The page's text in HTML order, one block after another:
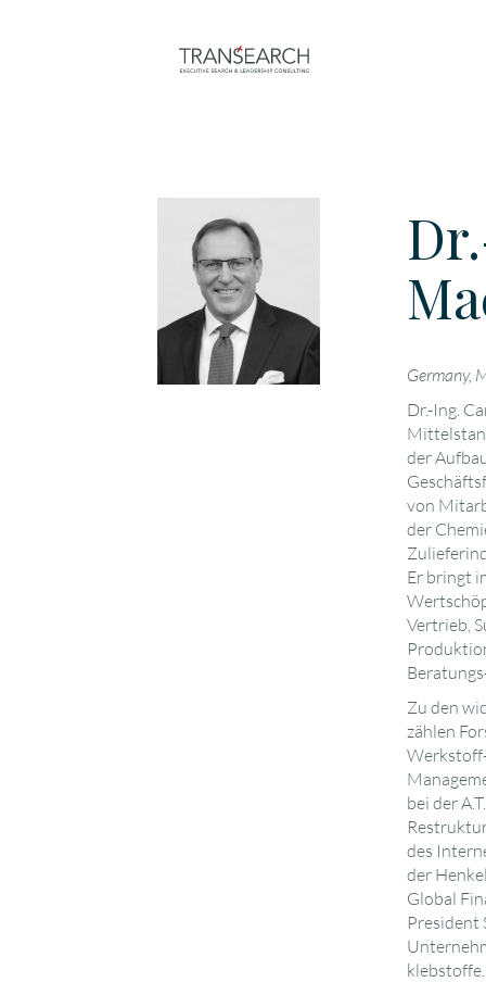
Germany,
Dr.-Ing.
der
von
der
Er bringt
Vertrieb,
Zu den
zählen
bei der
des
der
Global
President
klebstoffe.